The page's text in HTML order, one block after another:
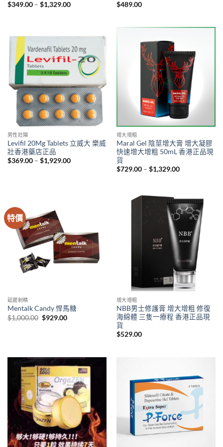
$349.00 – $1,329.00Price
$489.00
男性壯陽
Levifil 20Mg Tablets 立威大 樂威
壯香港藥店正品
$369.00 – $1,929.00Price
增大增粗
Maral Gel 陰莖增大膏 增大凝膠
快速增大增粗 50mL 香港正品現
貨
$729.00 – $1,329.00Price
特價
延遲射精
Mentalk Candy 悍馬糖
$1,000.00 Original
$929.00Current
增大增粗
NBB男士修護膏 增大增粗 修復
海綿體 三隻一療程 香港正品現
貨
$529.00